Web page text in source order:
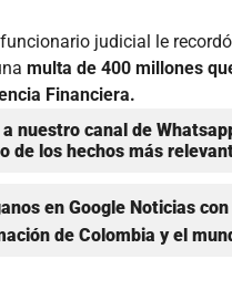
judicial le
multa de 400 millones
Financiera.
a nuestro canal de
de los hechos más
en Google Noticias
de Colombia y el